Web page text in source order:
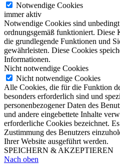
Notwendige Cookies
immer aktiv
Notwendige Cookies sind
ordnungsgemäß funktioniert. Diese
die grundlegende Funktionen und
gewährleisten. Diese Cookies
Informationen.
Nicht notwendige Cookies
Nicht notwendige Cookies
Alle Cookies, die für die Funktion
besonders erforderlich sind und
personenbezogener Daten des
und andere eingebettete Inhalte
erforderliche Cookies bezeichnet.
Zustimmung des Benutzers
Ihrer Website ausgeführt werden.
SPEICHERN & AKZEPTIEREN
Nach oben